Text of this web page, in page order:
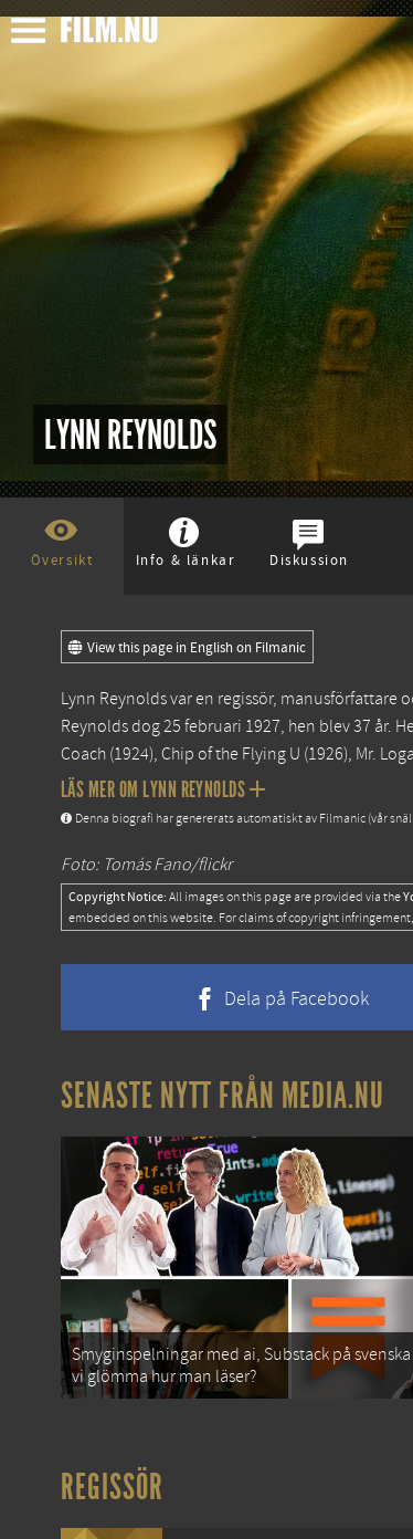
LYNN REYNOLDS
Översikt Info & länkar Diskussion
View this page in English on Filmanic
Lynn Reynolds var en regissör, manusförfattare
Reynolds dog 25 februari 1927, hen blev 37 år.
Coach (1924), Chip of the Flying U (1926), Mr.
LÄS MER OM LYNN REYNOLDS
Denna biografi har genererats automatiskt av Filmanic (vår
Foto: Tomás Fano/flickr
Copyright Notice: All images on this page are provided via the
embedded on this website. For claims of copyright
Dela på Facebook
SENASTE NYTT FRÅN MEDIA.NU
Smyginspelningar med ai, Substack på
vi glömma hur man läser?
REGISSÖR